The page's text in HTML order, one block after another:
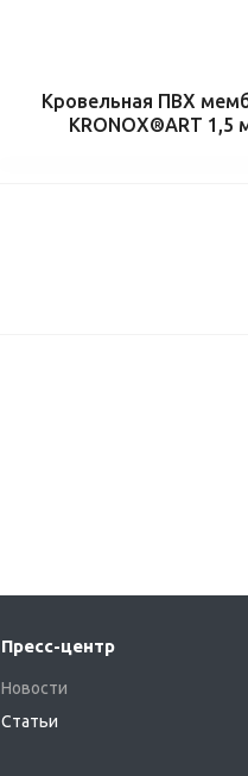
Кровельная ПВХ
KRONOX®ART 1,5
Пресс-центр
Новости
Статьи